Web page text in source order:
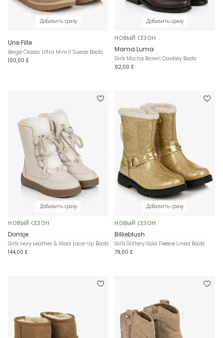
Добавить сразу
Une Fille
Beige Classic Ultra Mini II Suede Boots
100,00 £
Добавить сразу
НОВЫЙ СЕЗОН
Mama Luma
Girls Mocha Brown Cowboy Boots
92,00 £
Добавить сразу
НОВЫЙ СЕЗОН
Donsje
Girls Ivory Leather & Wool Lace-Up Boots
144,00 £
Добавить сразу
НОВЫЙ СЕЗОН
Billieblush
Girls Glittery Gold Fleece Lined Boots
79,00 £